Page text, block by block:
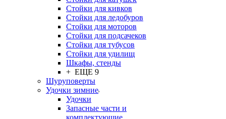
Стойки для кивков
Стойки для ледобуров
Стойки для моторов
Стойки для подсачеков
Стойки для тубусов
Стойки для удилищ
Шкафы, стенды
+ ЕЩЕ 9
Шуруповерты
Удочки зимние
Удочки
Запасные части и
комплектующие